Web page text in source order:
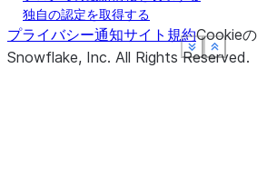
Show
See more
Show
See more
Show
See more
Show
See more
独自の認定を取得する
プライバシー通知サイト規約Cookie
Snowflake, Inc. All Rights Reserved.